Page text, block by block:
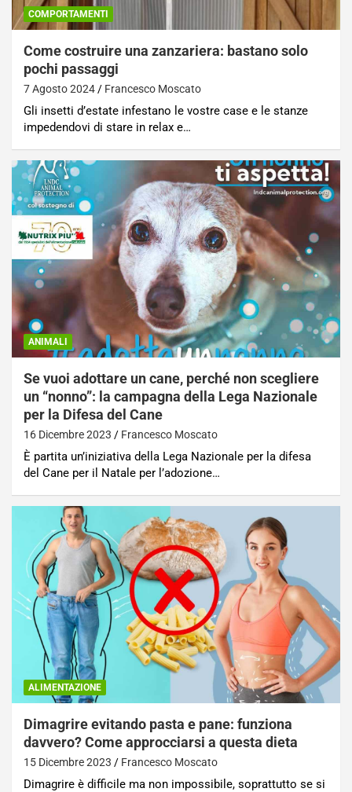
COMPORTAMENTI
Come costruire una zanzariera: bastano solo
pochi passaggi
7 Agosto 2024 Francesco Moscato
Gli insetti d’estate infestano le vostre case e le stanze
impedendovi di stare in relax e…
ANIMALI
Se vuoi adottare un cane, perché non scegliere
un “nonno”: la campagna della Lega Nazionale
per la Difesa del Cane
16 Dicembre 2023 Francesco Moscato
È partita un’iniziativa della Lega Nazionale per la difesa
del Cane per il Natale per l’adozione…
ALIMENTAZIONE
Dimagrire evitando pasta e pane: funziona
davvero? Come approcciarsi a questa dieta
15 Dicembre 2023 Francesco Moscato
Dimagrire è difficile ma non impossibile, soprattutto se si